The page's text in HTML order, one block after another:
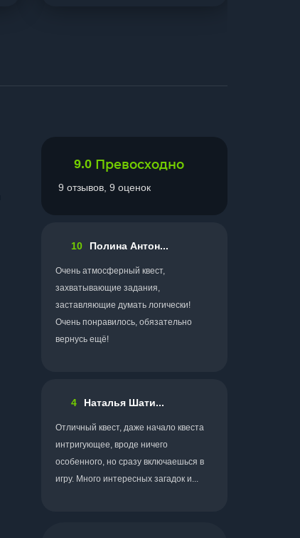
9.0 Превосходно
9 отзывов, 9 оценок
10 Полина Антон...
Очень атмосферный квест,
захватывающие задания,
заставляющие думать логически!
Очень понравилось, обязательно
вернусь ещё!
4 Наталья Шати...
Отличный квест, даже начало квеста
интригующее, вроде ничего
особенного, но сразу включаешься в
игру. Много интересных загадок и...